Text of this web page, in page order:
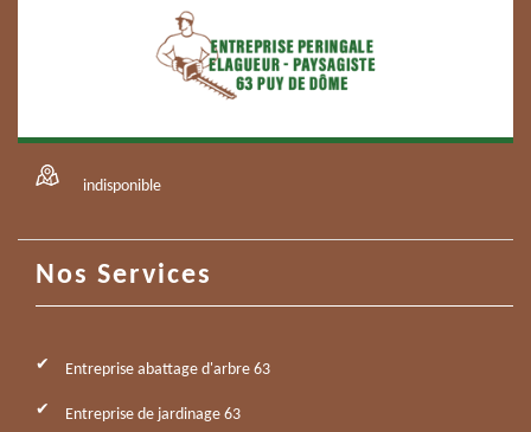
indisponible
Nos Services
Entreprise abattage d'arbre 63
Entreprise de jardinage 63